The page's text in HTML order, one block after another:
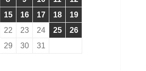
15 16 17 18
19
22 23 24 25
26
29 30
31